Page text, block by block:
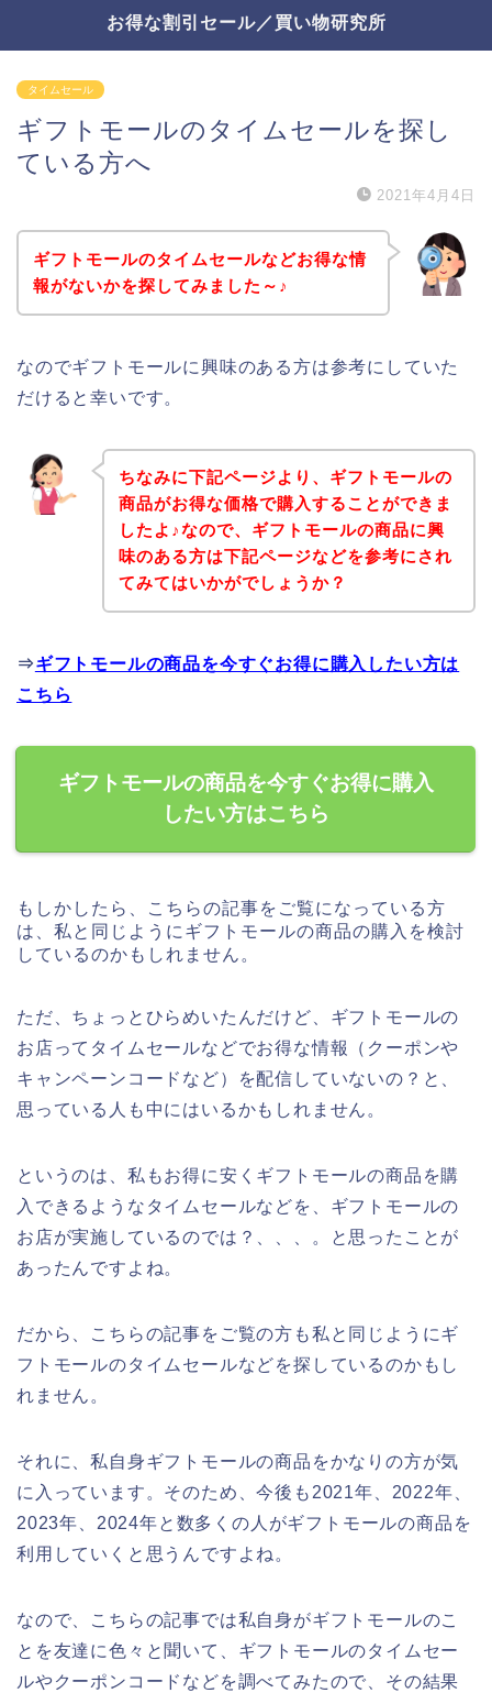
お得な割引セール／買い物研究所
タイムセール
ギフトモールのタイムセールを探し
ている方へ
2021年4月4日
ギフトモールのタイムセールなどお得な情
報がないかを探してみました～♪
なのでギフトモールに興味のある方は参考にしていた
だけると幸いです。
ちなみに下記ページより、ギフトモールの
商品がお得な価格で購入することができま
したよ♪なので、ギフトモールの商品に興
味のある方は下記ページなどを参考にされ
てみてはいかがでしょうか？
⇒ギフトモールの商品を今すぐお得に購入したい方は
こちら
ギフトモールの商品を今すぐお得に購入
したい方はこちら
もしかしたら、こちらの記事をご覧になっている方
は、私と同じようにギフトモールの商品の購入を検討
しているのかもしれません。
ただ、ちょっとひらめいたんだけど、ギフトモールの
お店ってタイムセールなどでお得な情報（クーポンや
キャンペーンコードなど）を配信していないの？と、
思っている人も中にはいるかもしれません。
というのは、私もお得に安くギフトモールの商品を購
入できるようなタイムセールなどを、ギフトモールの
お店が実施しているのでは？、、、。と思ったことが
あったんですよね。
だから、こちらの記事をご覧の方も私と同じようにギ
フトモールのタイムセールなどを探しているのかもし
れません。
それに、私自身ギフトモールの商品をかなりの方が気
に入っています。そのため、今後も2021年、2022年、
2023年、2024年と数多くの人がギフトモールの商品を
利用していくと思うんですよね。
なので、こちらの記事では私自身がギフトモールのこ
とを友達に色々と聞いて、ギフトモールのタイムセー
ルやクーポンコードなどを調べてみたので、その結果